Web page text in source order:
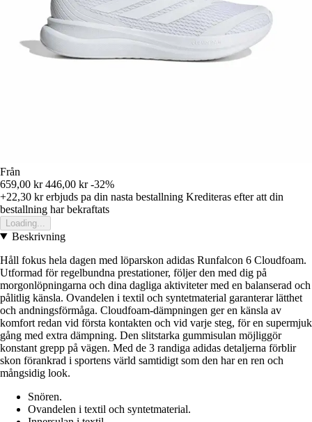
Från
659,00 kr 446,00 kr -32%
+22,30 krerbjuds pa din nasta bestallning Krediteras efter att din
bestallning har bekraftats
Loading...
Beskrivning
Håll fokus hela dagen med löparskon adidas Runfalcon 6 Cloudfoam.
Utformad för regelbundna prestationer, följer den med dig på
morgonlöpningarna och dina dagliga aktiviteter med en balanserad och
pålitlig känsla. Ovandelen i textil och syntetmaterial garanterar lätthet
och andningsförmåga. Cloudfoam-dämpningen ger en känsla av
komfort redan vid första kontakten och vid varje steg, för en supermjuk
gång med extra dämpning. Den slitstarka gummisulan möjliggör
konstant grepp på vägen. Med de 3 randiga adidas detaljerna förblir
skon förankrad i sportens värld samtidigt som den har en ren och
mångsidig look.
Snören.
Ovandelen i textil och syntetmaterial.